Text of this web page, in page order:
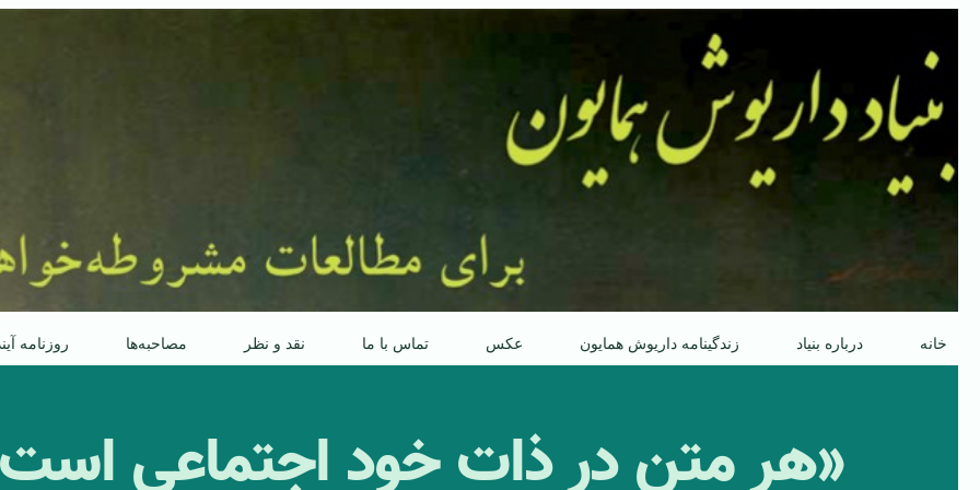
پرش
محتوا
خانه درباره بنیاد زندگینامه داریوش همایون عکس تماس با ما نقد و نظر مصاحبه‌ها روزنامه
«هر متن در ذات خود اجتماعی